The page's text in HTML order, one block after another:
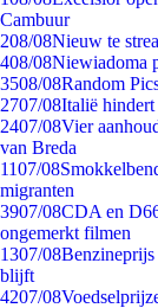
Cambuur
208/08Nieuw te
408/08Niewiadoma
3508/08Random
2707/08Italië hindert
2407/08Vier
van Breda
1107/08
migranten
3907/08CDA en
ongemerkt filmen
1307/08Benzineprijs
blijft
4207/08